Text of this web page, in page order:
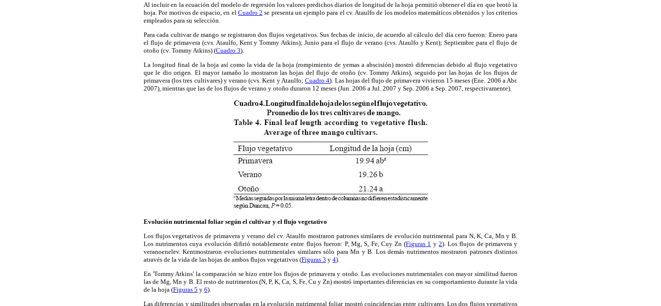
Al incluir en la ecuación del modelo de regresión los valores predichos diarios de longitud de la hoja permitió obtener el día en que brotó la
hoja. Por motivos de espacio, en el Cuadro 2 se presenta un ejemplo para el cv. Ataulfo de los modelos matemáticos obtenidos y los criterios
empleados para su selección.
Para cada cultivar de mango se registraron dos flujos vegetativos. Sus fechas de inicio, de acuerdo al cálculo del día cero fueron: Enero para
el flujo de primavera (cvs. Ataulfo, Kent y Tommy Atkins); Junio para el flujo de verano (cvs. Ataulfo y Kent); Septiembre para el flujo de
otoño (cv. Tommy Atkins) (Cuadro 3).
La longitud final de la hoja así como la vida de la hoja (rompimiento de yemas a abscisión) mostró diferencias debido al flujo vegetativo
que le dio origen. El mayor tamaño lo mostraron las hojas del flujo de otoño (cv. Tommy Atkins), seguido por las hojas de los flujos de
primavera (los tres cultivares) y verano (cvs. Kent y Ataulfo;Cuadro 4). Las hojas del flujo de primavera vivieron 15 meses (Ene. 2006 a Abr.
2007), mientras que las de los flujos de verano y otoño duraron 12 meses (Jun. 2006 a Jul. 2007 y Sep. 2006 a Sep. 2007, respectivamente).
Evolución nutrimental foliar según el cultivar y el flujo vegetativo
Los flujos vegetativos de primavera y verano del cv. Ataulfo mostraron patrones similares de evolución nutrimental para N, K, Ca, Mn y B.
Los nutrimentos cuya evolución difirió notablemente entre flujos fueron: P, Mg, S, Fe, Cuy Zn (Figuras 1 y 2). Los flujos de primavera y
veranoenelev. Kentmostraron evoluciones nutrimentales similares sólo para Mn y B. Los demás nutrimentos mostraron patrones distintos
através de la vida de las hojas de ambos flujos vegetativos (Figuras 3 y 4).
En 'Tommy Atkins' la comparación se hizo entre los flujos de primavera y otoño. Las evoluciones nutrimentales con mayor similitud fueron
las de Mg, Mn y B. El resto de nutrimentos (N, P, K, Ca, S, Fe, Cu y Zn) mostró importantes diferencias en su comportamiento durante la vida
de la hoja (Figuras 5 y 6).
Las diferencias y similitudes observadas en la evolución nutrimental foliar mostró coincidencias entre cultivares. Los dos flujos vegetativos